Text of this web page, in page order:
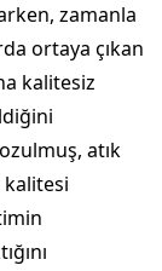
zamanla
ortaya çıkan
kalitesiz
atık
kalitesi